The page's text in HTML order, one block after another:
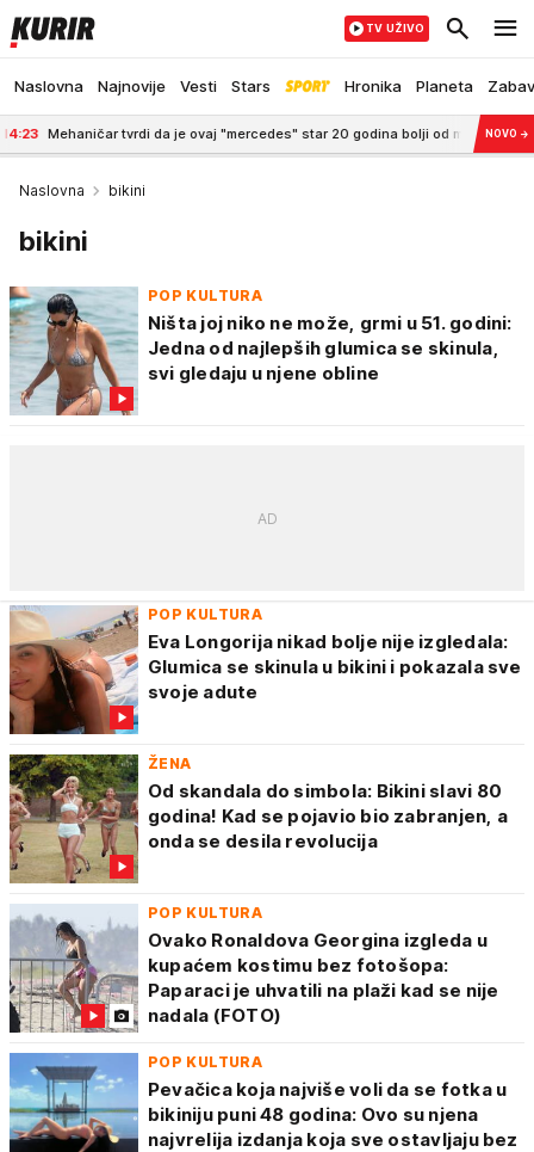
Naslovna Najnovije Vesti Stars Hronika Planeta
TV UŽIVO
tvrdi da je ovaj "mercedes" star 20 godina bolji od mnogih novih NOVO →
Naslovna bikini
bikini
POP KULTURA
Ništa joj niko ne može, grmi u 51. godini:
Jedna od najlepših glumica se skinula,
svi gledaju u njene obline
POP KULTURA
Eva Longorija nikad bolje nije izgledala:
Glumica se skinula u bikini i pokazala sve
svoje adute
ŽENA
Od skandala do simbola: Bikini slavi 80
godina! Kad se pojavio bio zabranjen, a
onda se desila revolucija
POP KULTURA
Ovako Ronaldova Georgina izgleda u
kupaćem kostimu bez fotošopa:
Paparaci je uhvatili na plaži kad se nije
nadala (FOTO)
POP KULTURA
Pevačica koja najviše voli da se fotka u
bikiniju puni 48 godina: Ovo su njena
najvrelija izdanja koja sve ostavljaju bez